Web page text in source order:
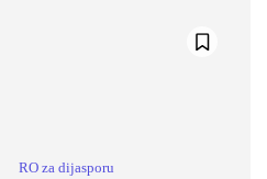
RO za dijasporu